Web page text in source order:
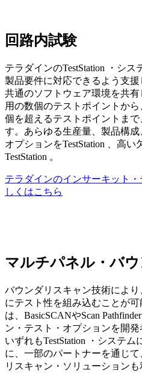
回路内試験
テラダインのTestStation ・シ
製品要件に対応できるよう支
共通のソフトウェア環境を共
用の数個のテストポイントか
個を超えるテストポイントま
す。あらゆる生産量、製品構
オプションをTestStation 、高
TestStation 。
テラダインのインサーキット
しくはこちら
マルチパネル・バ
バウンダリスキャン技術によ
にテスト性を組み込むことが
は、BasicSCANやScan
ン・テスト・オプションを開
いずれもTestStation ・システ
に、一部のパートナーを通じ
リスキャン・ソリューションも